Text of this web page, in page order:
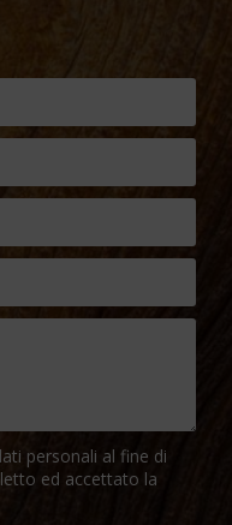
personali al fine di
ed accettato la